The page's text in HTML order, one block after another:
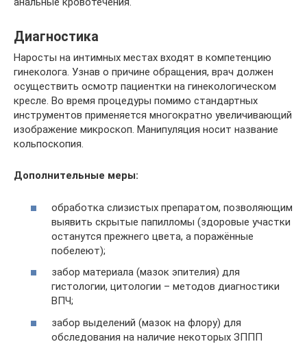
Диагностика
Наросты на интимных местах входят в компетенцию
гинеколога. Узнав о причине обращения, врач должен
осуществить осмотр пациентки на гинекологическом
кресле. Во время процедуры помимо стандартных
инструментов применяется многократно увеличивающий
изображение микроскоп. Манипуляция носит название
кольпоскопия.
Дополнительные меры:
обработка слизистых препаратом, позволяющим
выявить скрытые папилломы (здоровые участки
останутся прежнего цвета, а поражённые
побелеют);
забор материала (мазок эпителия) для
гистологии, цитологии – методов диагностики
ВПЧ;
забор выделений (мазок на флору) для
обследования на наличие некоторых ЗППП